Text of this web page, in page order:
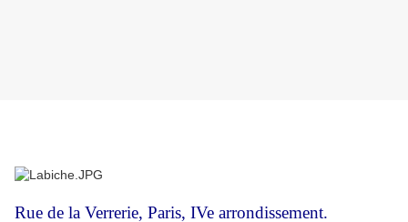
Rue de la Verrerie, Paris, IVe arrondissement.